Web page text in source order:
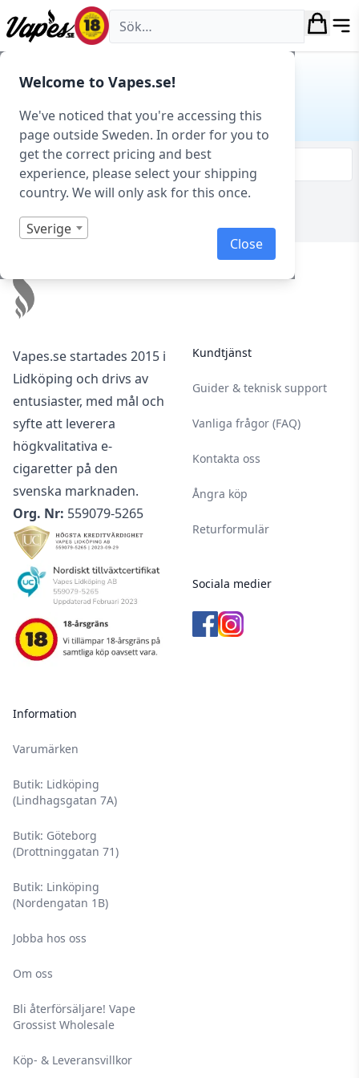
Welcome to Vapes.se!
We've noticed that you're accessing this
page outside Sweden. In order for you to
get the correct pricing and best
experience, please select your shipping
country. We will only ask for this once.
Sverige
Close
Vapes.se
Hem/ Produkt Smakprofil / Pastry
PASTRY
Filtrera & sortera
Visar 0 produkter av 0 totalt
Vapes.se startades 2015 i
Lidköping och drivs av
entusiaster, med mål och
syfte att leverera
högkvalitativa e-
cigaretter på den
svenska marknaden.
Org. Nr: 559079-5265
Information
Varumärken
Butik: Lidköping
(Lindhagsgatan 7A)
Butik: Göteborg
(Drottninggatan 71)
Butik: Linköping
(Nordengatan 1B)
Jobba hos oss
Om oss
Bli återförsäljare! Vape
Grossist Wholesale
Köp- & Leveransvillkor
Kundtjänst
Guider & teknisk support
Vanliga frågor (FAQ)
Kontakta oss
Ångra köp
Returformulär
Sociala medier